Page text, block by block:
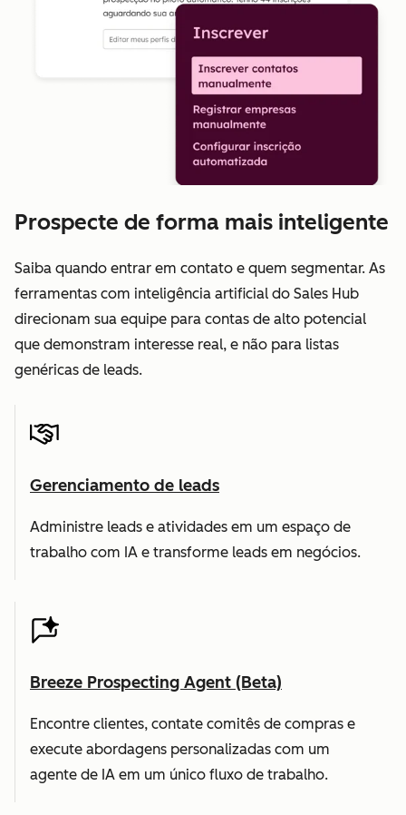
Prospecte de forma mais inteligente
Saiba quando entrar em contato e quem segmentar. As
ferramentas com inteligência artificial do Sales Hub
direcionam sua equipe para contas de alto potencial
que demonstram interesse real, e não para listas
genéricas de leads.
Gerenciamento de leads
Administre leads e atividades em um espaço de
trabalho com IA e transforme leads em negócios.
Breeze Prospecting Agent (Beta)
Encontre clientes, contate comitês de compras e
execute abordagens personalizadas com um
agente de IA em um único fluxo de trabalho.